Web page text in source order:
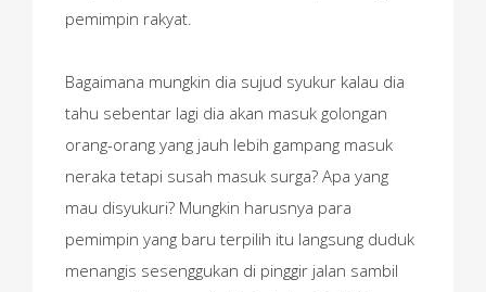
pemimpin rakyat.
Bagaimana mungkin dia sujud syukur kalau dia
tahu sebentar lagi dia akan masuk golongan
orang-orang yang jauh lebih gampang masuk
neraka tetapi susah masuk surga? Apa yang
mau disyukuri? Mungkin harusnya para
pemimpin yang baru terpilih itu langsung duduk
menangis sesenggukan di pinggir jalan sambil